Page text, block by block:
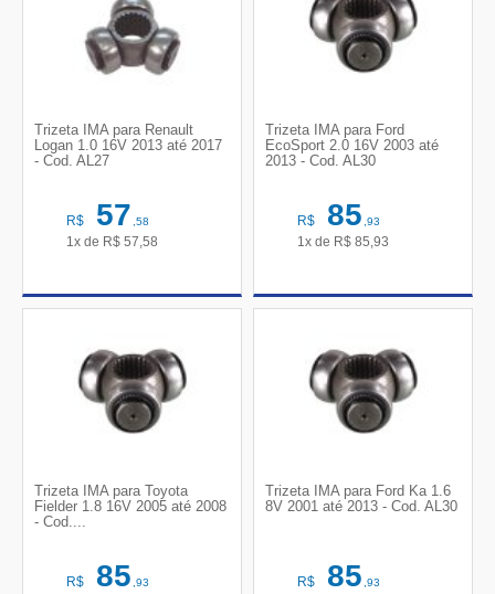
Trizeta IMA para Renault
Logan 1.0 16V 2013 até 2017
- Cod. AL27
R$ 57,58
1x de R$ 57,58
Trizeta IMA para Ford
EcoSport 2.0 16V 2003 até
2013 - Cod. AL30
R$ 85,93
1x de R$ 85,93
Trizeta IMA para Toyota
Fielder 1.8 16V 2005 até 2008
- Cod....
R$ 85,93
Trizeta IMA para Ford Ka 1.6
8V 2001 até 2013 - Cod. AL30
R$ 85,93